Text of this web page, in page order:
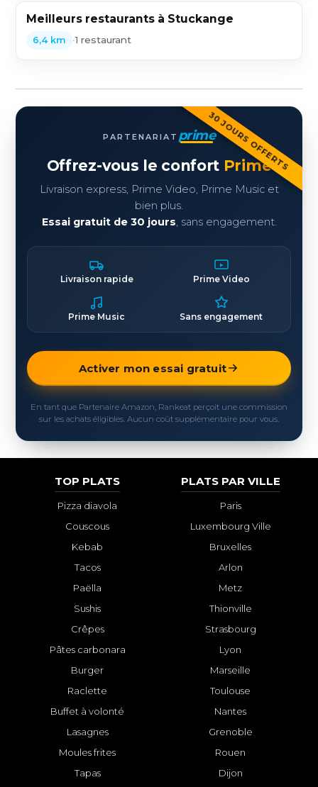
Meilleurs restaurants à Stuckange
6,4 km •1 restaurant
30 JOURS OFFERTS
PARTENARIAT prime
Offrez-vous le confort Prime
Livraison express, Prime Video, Prime Music et
bien plus.
Essai gratuit de 30 jours, sans engagement.
Livraison rapide Prime Video
Prime Music Sans engagement
Activer mon essai gratuit
En tant que Partenaire Amazon, Rankeat perçoit une commission
sur les achats éligibles. Aucun coût supplémentaire pour vous.
TOP PLATS
Pizza diavola
Couscous
Kebab
Tacos
Paëlla
Sushis
Crêpes
Pâtes carbonara
Burger
Raclette
Buffet à volonté
Lasagnes
Moules frites
Tapas
PLATS PAR VILLE
Paris
Luxembourg Ville
Bruxelles
Arlon
Metz
Thionville
Strasbourg
Lyon
Marseille
Toulouse
Nantes
Grenoble
Rouen
Dijon